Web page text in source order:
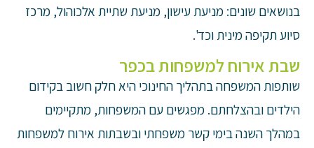
בנושאים שונים: מניעת עישון, מניעת שתיית אלכוהול, מרכז
סיוע תקיפה מינית וכד'.
שבת אירוח למשפחות בכפר
שותפות המשפחה בתהליך החינוכי היא חלק חשוב בקידום
הילדים ובהצלחתם. מפגשים עם המשפחות, מתקיימים
במהלך השנה בימי קשר משפחתי ובשבתות אירוח למשפחות